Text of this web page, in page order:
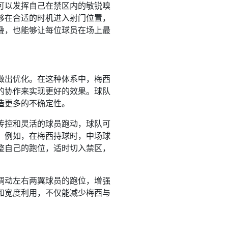
发挥自己在禁区内的敏锐嗅
合适的时机进入射门位置，
，也能够让每位球员在场上最
优化。在这种体系中，梅西
作来实现更好的效果。球队
多的不确定性。
控和灵活的球员跑动，球队可
例如，在梅西持球时，中场球
己的跑位，适时切入禁区，
左右两翼球员的跑位，增强
度利用，不仅能减少梅西与